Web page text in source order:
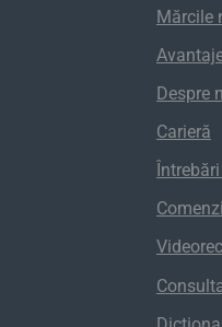
Mărcile
Despre
Carieră
Comenzi